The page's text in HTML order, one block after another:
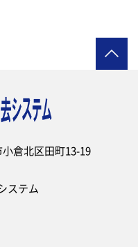
倉北区田町13-19
ステム